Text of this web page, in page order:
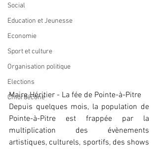
Social
Education et Jeunesse
Economie
Sport et culture
Organisation politique
Elections
Chlordécone
Maire Héritier - La fée de Pointe-à-Pitre
Depuis quelques mois, la population de
Pointe-à-Pitre est frappée par la
multiplication des évènements
artistiques, culturels, sportifs, des shows